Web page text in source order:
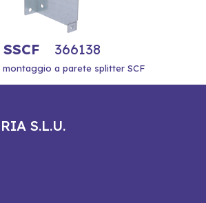
SSCF 366138
a parete splitter SCF
S.L.U.